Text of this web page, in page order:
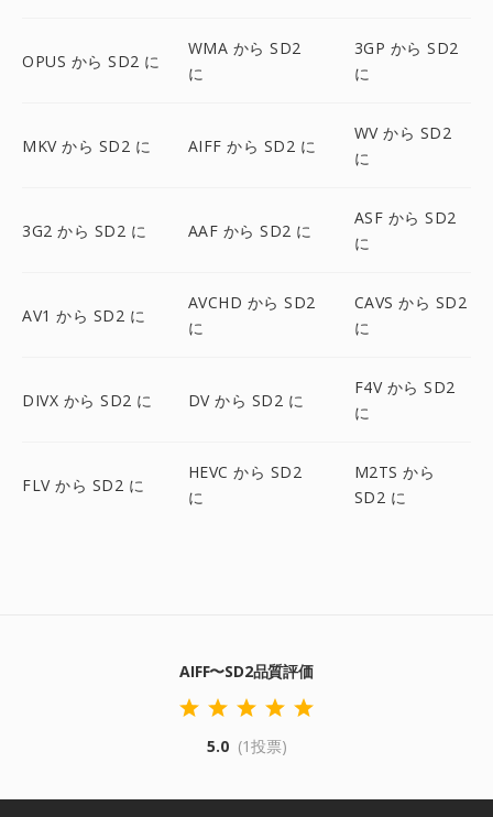
OPUS から SD2 に
WMA から SD2
に
3GP から SD2
に
MKV から SD2 に AIFF から SD2 に
WV から SD2
に
3G2 から SD2 に AAF から SD2 に
ASF から SD2
に
AV1 から SD2 に
AVCHD から SD2
に
CAVS から SD2
に
DIVX から SD2 に DV から SD2 に
F4V から SD2
に
FLV から SD2 に
HEVC から SD2
に
M2TS から
SD2 に
AIFF〜SD2品質評価
5.0 (1投票)